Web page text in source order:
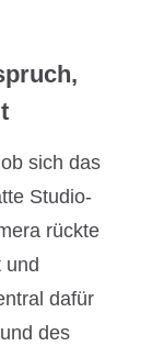
sich das
Studio-
rückte
und
dafür
und des